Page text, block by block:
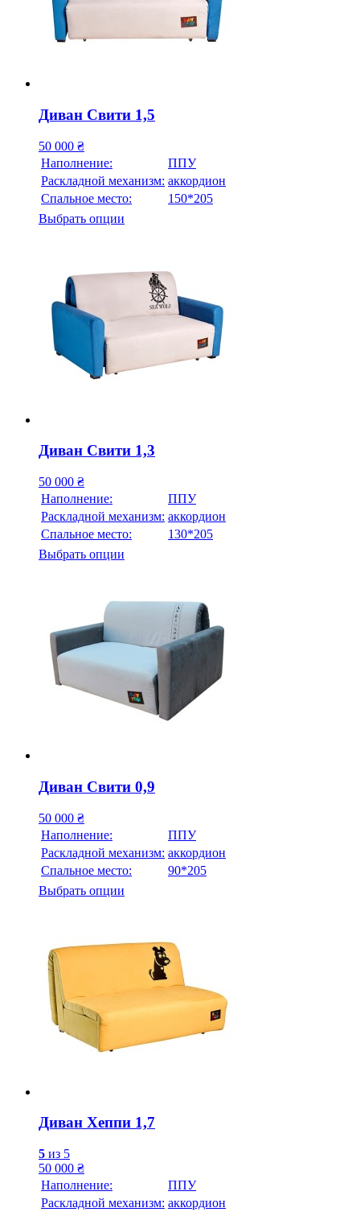
Диван Свити 1,5
50 000 ₴
Наполнение:
ППУ
Раскладной механизм: аккордион
Спальное место:
150*205
Выбрать опции
Диван Свити 1,3
50 000 ₴
Наполнение:
ППУ
Раскладной механизм: аккордион
Спальное место:
130*205
Выбрать опции
Диван Свити 0,9
50 000 ₴
Наполнение:
ППУ
Раскладной механизм: аккордион
Спальное место:
90*205
Выбрать опции
Диван Хеппи 1,7
5 из 5
50 000 ₴
Наполнение:
ППУ
Раскладной механизм: аккордион